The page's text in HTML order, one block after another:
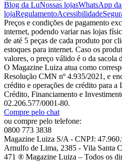
Blog da LuNossas lojasWhatsApp
lojaRegulamentoAcessibilidade
Preços e condições de pagamento
internet, podendo variar nas lojas
de até 5 peças de cada produto por
estoques para internet. Caso os
valores, o preço válido é o da sacola
O Magazine Luiza atua como
Resolução CMN nº 4.935/2021, e
crédito e operações de crédito para
Crédito, Financiamento e
02.206.577/0001-80.
Compre pelo chat
ou compre pelo telefone:
0800 773 3838
Magazine Luiza S/A - CNPJ:
Arnulfo de Lima, 2385 - Vila Santa
471 ® Magazine Luiza – Todos os